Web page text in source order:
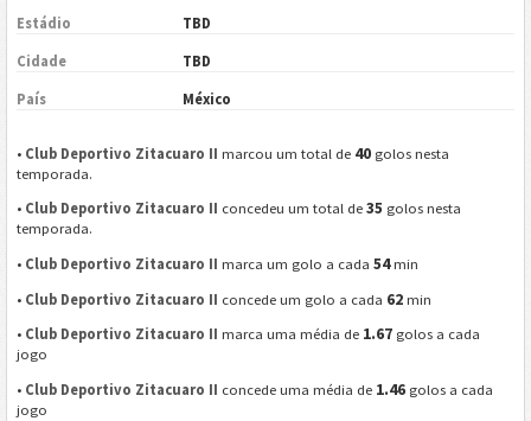
Estádio TBD
Cidade TBD
País México
• Club Deportivo Zitacuaro II marcou um total de 40 golos nesta
temporada.
• Club Deportivo Zitacuaro II concedeu um total de35 golos nesta
temporada.
• Club Deportivo Zitacuaro II marca um golo a cada54min
• Club Deportivo Zitacuaro II concede um golo a cada 62 min
• Club Deportivo Zitacuaro II marca uma média de 1.67 golos a cada
jogo
• Club Deportivo Zitacuaro II concede uma média de 1.46 golos a cada
jogo